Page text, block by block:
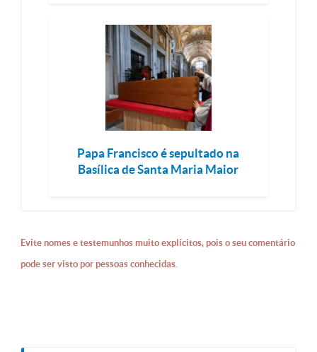
Papa Francisco é sepultado na
Basílica de Santa Maria Maior
Evite nomes e testemunhos muito explícitos, pois o seu comentário
pode ser visto por pessoas conhecidas.